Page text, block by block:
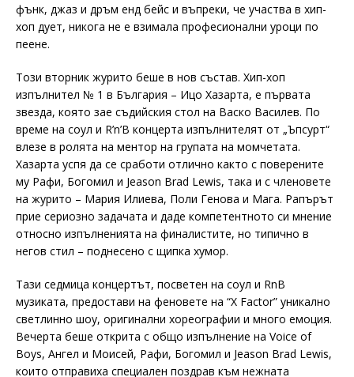
фънк, джаз и дръм енд бейс и въпреки, че участва в хип-
хоп дует, никога не е взимала професионални уроци по
пеене.
Този вторник журито беше в нов състав. Хип-хоп
изпълнител № 1 в България – Ицо Хазарта, е първата
звезда, която зае съдийския стол на Васко Василев. По
време на соул и R’n’B концерта изпълнителят от „Ъпсурт“
влезе в ролята на ментор на групата на момчетата.
Хазарта успя да се сработи отлично както с поверените
му Рафи, Богомил и Jeason Brad Lewis, така и с членовете
на журито – Мария Илиева, Поли Генова и Мага. Рапърът
прие сериозно задачата и даде компетентното си мнение
относно изпълненията на финалистите, но типично в
негов стил – поднесено с щипка хумор.
Тази седмица концертът, посветен на соул и RnB
музиката, предостави на феновете на “X Factor” уникално
светлинно шоу, оригинални хореографии и много емоция.
Вечерта беше открита с общо изпълнение на Voice of
Boys, Ангел и Моисей, Рафи, Богомил и Jeason Brad Lewis,
които отправиха специален поздрав към нежната